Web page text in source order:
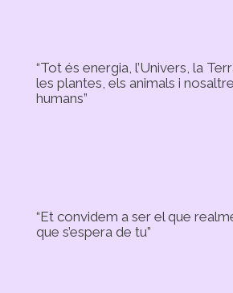
“Tot és energia, l’Univers, la
les plantes, els animals i
humans”
“Et convidem a ser el que
que s’espera de tu”